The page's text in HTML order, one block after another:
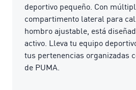
deportivo pequeño. Con
compartimento lateral para
hombro ajustable, está
activo. Lleva tu equipo
tus pertenencias organizadas
de PUMA.